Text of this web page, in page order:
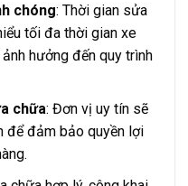
chóng: Thời gian sửa
tối đa thời gian xe
hưởng đến quy trình
chữa: Đơn vị uy tín sẽ
để đảm bảo quyền lợi